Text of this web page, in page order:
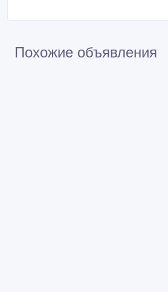
Похожие объявления